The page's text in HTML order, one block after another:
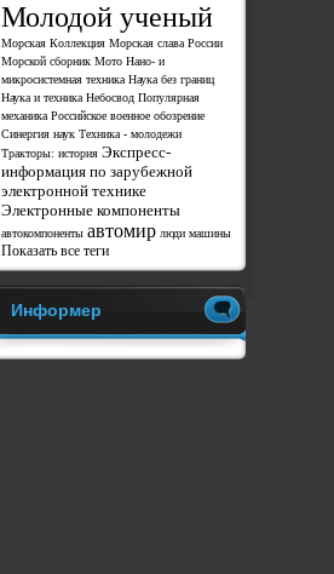
Молодой ученый
Морская Коллекция Морская слава России
Морской сборник Мото Нано- и
микросистемная техника Наука без границ
Наука и техника Небосвод Популярная
механика Российское военное обозрение
Синергия наук Техника - молодежи
Тракторы: история Экспресс-
информация по зарубежной
электронной технике
Электронные компоненты
автокомпоненты автомир люди машины
Показать все теги
Информер